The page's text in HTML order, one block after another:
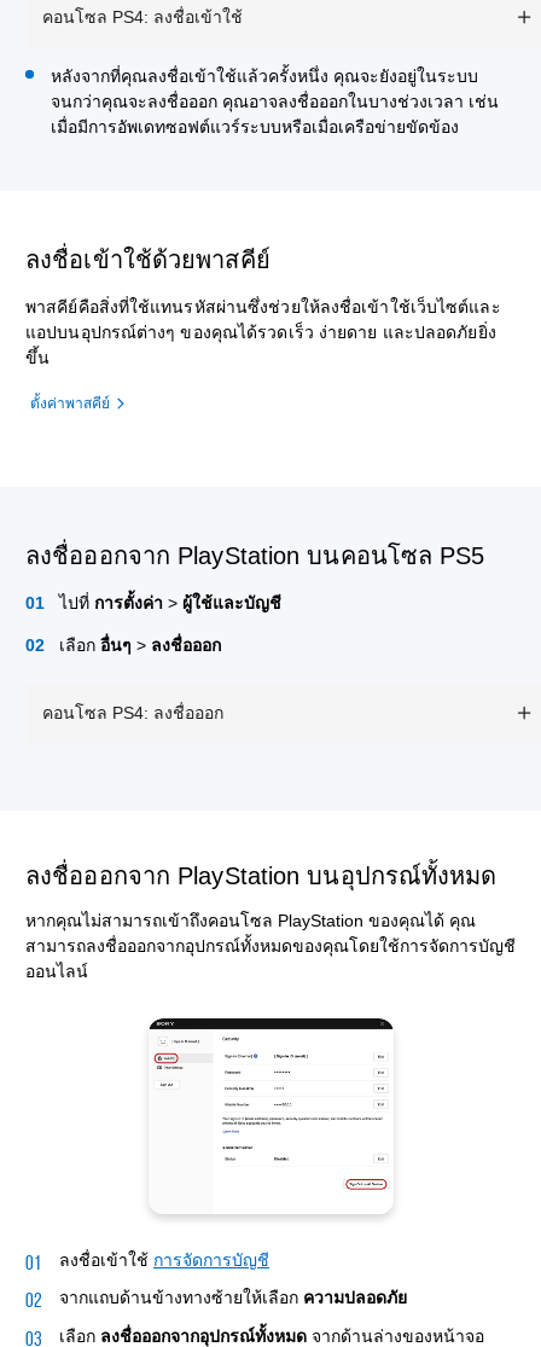
คอนโซล PS4: ลงชื่อเข้าใช้
หลังจากที่คุณลงชื่อเข้าใช้แล้วครั้งหนึ่ง คุณจะยังอยู่ในระบบ
จนกว่าคุณจะลงชื่อออก คุณอาจลงชื่อออกในบางช่วงเวลา เช่น
เมื่อมีการอัพเดทซอฟต์แวร์ระบบหรือเมื่อเครือข่ายขัดข้อง
ลงชื่อเข้าใช้ด้วยพาสคีย์
พาสคีย์คือสิ่งที่ใช้แทนรหัสผ่านซึ่งช่วยให้ลงชื่อเข้าใช้เว็บไซต์และ
แอปบนอุปกรณ์ต่างๆ ของคุณได้รวดเร็ว ง่ายดาย และปลอดภัยยิ่ง
ขึ้น
ตั้งค่าพาสคีย์
ลงชื่อออกจาก PlayStation บนคอนโซล PS5
ไปที่ การตั้งค่า > ผู้ใช้และบัญชี
เลือก อื่นๆ > ลงชื่อออก
คอนโซล PS4: ลงชื่อออก
ลงชื่อออกจาก PlayStation บนอุปกรณ์ทั้งหมด
หากคุณไม่สามารถเข้าถึงคอนโซล PlayStation ของคุณได้ คุณ
สามารถลงชื่อออกจากอุปกรณ์ทั้งหมดของคุณโดยใช้การจัดการบัญชี
ออนไลน์
ลงชื่อเข้าใช้ การจัดการบัญชี
จากแถบด้านข้างทางซ้ายให้เลือก ความปลอดภัย
เลือก ลงชื่อออกจากอุปกรณ์ทั้งหมด จากด้านล่างของหน้าจอ